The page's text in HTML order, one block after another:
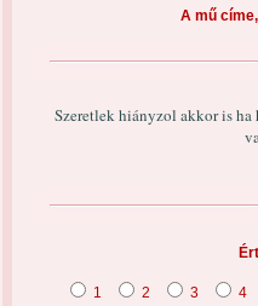
A mű
Szeretlek hiányzol akkor is ha
1 2 3 4